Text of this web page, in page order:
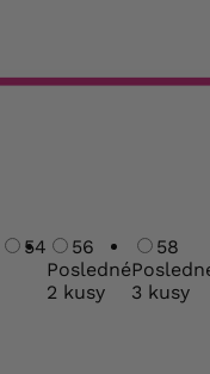
54
56
Posledné
2 kusy
58
3 kusy